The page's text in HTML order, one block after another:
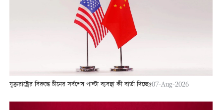
যুক্তরাষ্ট্রের বিরুদ্ধে চীনের সর্বশেষ পাল্টা ব্যবস্থা কী বার্তা দিচ্ছে?07-Aug-2026